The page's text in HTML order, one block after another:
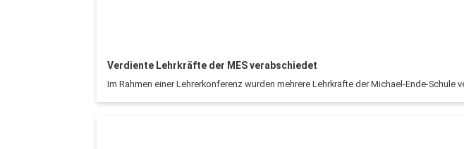
Verdiente Lehrkräfte der MES verabschiedet
Im Rahmen einer Lehrerkonferenz wurden mehrere Lehrkräfte der Michael-Ende-Schule